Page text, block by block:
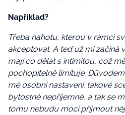
Například?
Třeba nahotu, kterou v rámci
akceptovat. A teď už mi začíná
mají co dělat s intimitou, což
pochopitelně limituje.
mé osobní nastavení; takové
bytostně nepříjemné, a tak se
tomu nebudu moci přijmout